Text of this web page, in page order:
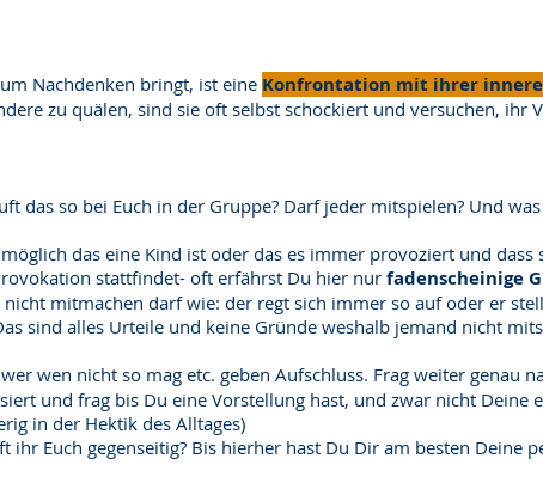
Nachdenken bringt, ist eine Konfrontation mit ihrer
zu quälen, sind sie oft selbst schockiert und versuchen, ihr
das so bei Euch in der Gruppe? Darf jeder mitspielen? Und
das eine Kind ist oder das es immer provoziert und dass
stattfindet- oft erfährst Du hier nur fadenscheinige
mitmachen darf wie: der regt sich immer so auf oder er
sind alles Urteile und keine Gründe weshalb jemand nicht
wen nicht so mag etc. geben Aufschluss. Frag weiter genau
und frag bis Du eine Vorstellung hast, und zwar nicht Deine
in der Hektik des Alltages)
ihr Euch gegenseitig? Bis hierher hast Du Dir am besten Deine